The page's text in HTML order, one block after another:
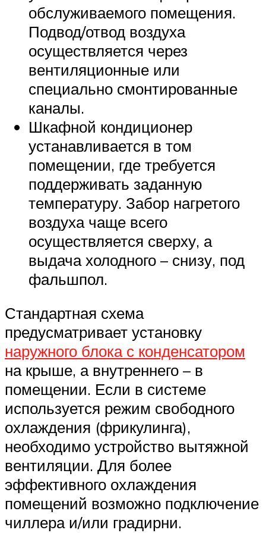
обслуживаемого помещения.
Подвод/отвод воздуха
осуществляется через
вентиляционные или
специально смонтированные
каналы.
Шкафной кондиционер
устанавливается в том
помещении, где требуется
поддерживать заданную
температуру. Забор нагретого
воздуха чаще всего
осуществляется сверху, а
выдача холодного – снизу, под
фальшпол.
Стандартная схема
предусматривает установку
наружного блока с конденсатором
на крыше, а внутреннего – в
помещении. Если в системе
используется режим свободного
охлаждения (фрикулинга),
необходимо устройство вытяжной
вентиляции. Для более
эффективного охлаждения
помещений возможно подключение
чиллера и/или градирни.